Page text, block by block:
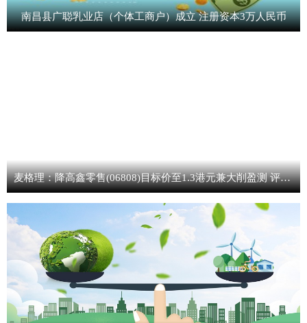
南昌县广聪乳业店（个体工商户）成立 注册资本3万人民币
麦格理：降高鑫零售(06808)目标价至1.3港元兼大削盈测 评级“中性”